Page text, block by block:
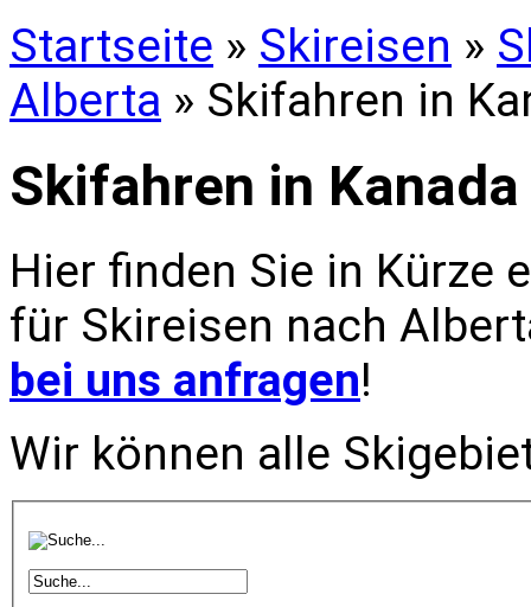
Startseite » Skireisen »
Alberta » Skifahren in
Skifahren in
Hier finden Sie in Kürze
für Skireisen nach
bei uns anfragen!
Wir können alle